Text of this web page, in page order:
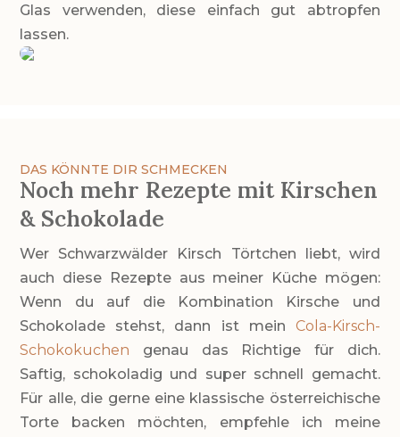
Glas verwenden, diese einfach gut abtropfen
lassen.
DAS KÖNNTE DIR SCHMECKEN
Noch mehr Rezepte mit Kirschen
& Schokolade
Wer Schwarzwälder Kirsch Törtchen liebt, wird
auch diese Rezepte aus meiner Küche mögen:
Wenn du auf die Kombination Kirsche und
Schokolade stehst, dann ist mein Cola-Kirsch-
Schokokuchen genau das Richtige für dich.
Saftig, schokoladig und super schnell gemacht.
Für alle, die gerne eine klassische österreichische
Torte backen möchten, empfehle ich meine